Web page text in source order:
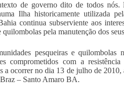
de governo dito de todos nós.
Ilha historicamente utilizada
continua subserviente aos
pela manutenção dos
pesqueiras e quilombolas
comprometidos com a
ocorrer no dia 13 de julho de 2010,
– Santo Amaro BA.